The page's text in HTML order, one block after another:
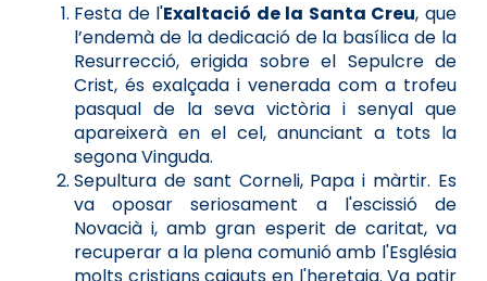
Festa de l'Exaltació de la Santa Creu, que
l’endemà de la dedicació de la basílica de la
Resurrecció, erigida sobre el Sepulcre de
Crist, és exalçada i venerada com a trofeu
pasqual de la seva victòria i senyal que
apareixerà en el cel, anunciant a tots la
segona Vinguda.
Sepultura de sant Corneli, Papa i màrtir. Es
va oposar seriosament a l'escissió de
Novacià i, amb gran esperit de caritat, va
recuperar a la plena comunió amb l'Església